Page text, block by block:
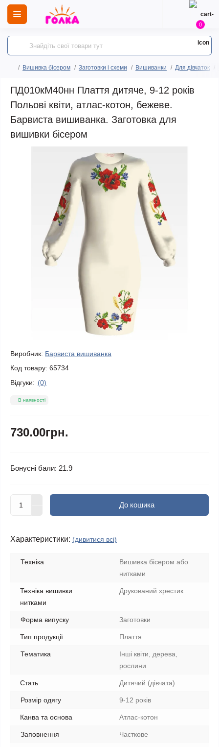
0
Вишивка бісером Заготовки і схеми Вишиванки Для дівчаток
ПД010кМ40нн Плаття дитяче, 9-12 років
Польові квіти, атлас-котон, бежеве.
Барвиста вишиванка. Заготовка для
вишивки бісером
Виробник: Барвиста вишиванка
Код товару: 65734
Відгуки: (0)
В наявності
730.00грн.
Бонусні бали: 21.9
До кошика
Характеристики: (дивитися всі)
Техніка
Вишивка бісером або
нитками
Техніка вишивки
нитками
Друкований хрестик
Форма випуску Заготовки
Тип продукції Плаття
Тематика
Інші квіти, дерева,
рослини
Стать Дитячий (дівчата)
Розмір одягу 9-12 років
Канва та основа Атлас-котон
Заповнення Часткове